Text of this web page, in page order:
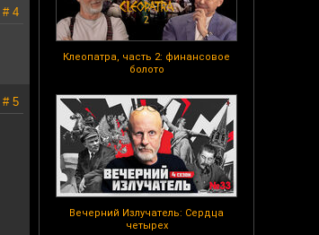
Клеопатра, часть 2: финансовое
болото
Вечерний Излучатель: Сердца
четырех
# 4
# 5